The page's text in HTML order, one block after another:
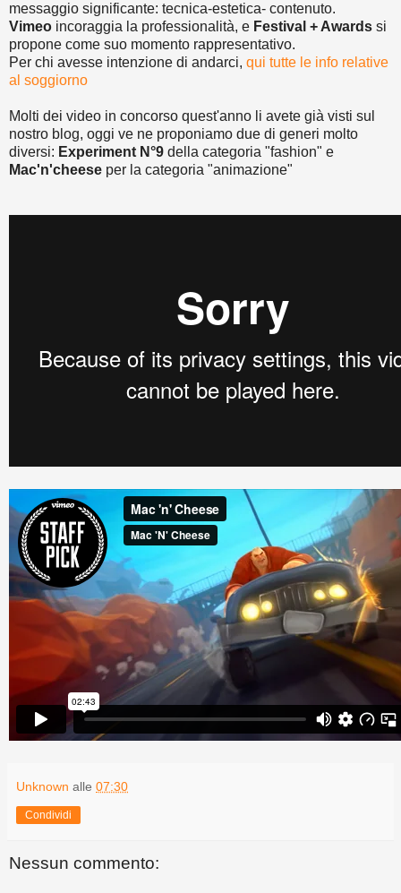
messaggio significante: tecnica-estetica- contenuto.
Vimeo incoraggia la professionalità, e Festival + Awards si
propone come suo momento rappresentativo.
Per chi avesse intenzione di andarci, qui tutte le info relative
al soggiorno
Molti dei video in concorso quest'anno li avete già visti sul
nostro blog, oggi ve ne proponiamo due di generi molto
diversi: Experiment N°9 della categoria "fashion" e
Mac'n'cheese per la categoria "animazione"
Unknown alle 07:30
Condividi
Nessun commento: